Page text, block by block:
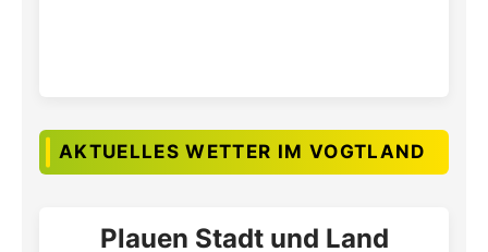
AKTUELLES WETTER IM VOGTLAND
Plauen Stadt und Land